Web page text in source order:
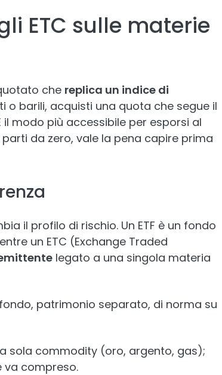
ETC sulle materie
che replica un indice di
o barili, acquisti una quota che segue il
modo più accessibile per esporsi al
da zero, vale la pena capire prima
il profilo di rischio. Un ETF è un fondo
un ETC (Exchange Traded
legato a una singola materia
patrimonio separato, di norma su
sola commodity (oro, argento, gas);
va compreso.